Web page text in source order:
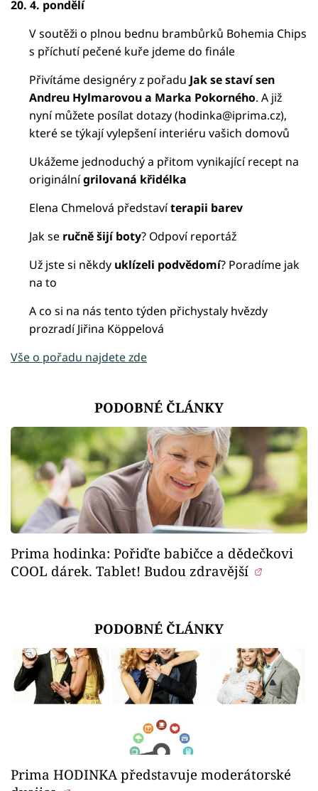
20. 4. pondělí
V soutěži o plnou bednu brambůrků Bohemia Chips
s příchutí pečené kuře jdeme do finále
Přivítáme designéry z pořadu Jak se staví sen
Andreu Hylmarovou a Marka Pokorného. A již
nyní můžete posílat dotazy (hodinka@iprima.cz),
které se týkají vylepšení interiéru vašich domovů
Ukážeme jednoduchý a přitom vynikající recept na
originálnígrilovaná křidélka
Elena Chmelová představíterapii barev
Jak se ručně šijí boty? Odpoví reportáž
Už jste si někdy uklízeli podvědomí? Poradíme jak
na to
A co si na nás tento týden přichystaly hvězdy
prozradí Jiřina Köppelová
Vše o pořadu najdete zde
PODOBNÉ ČLÁNKY
Prima hodinka: Pořiďte babičce a dědečkovi
COOL dárek. Tablet! Budou zdravější
PODOBNÉ ČLÁNKY
Prima HODINKA představuje moderátorské